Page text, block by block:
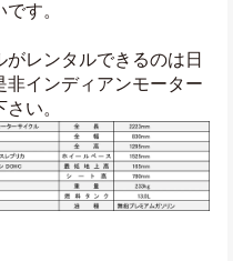
す。
レンタルできるのは日
インディアンモーター
い。